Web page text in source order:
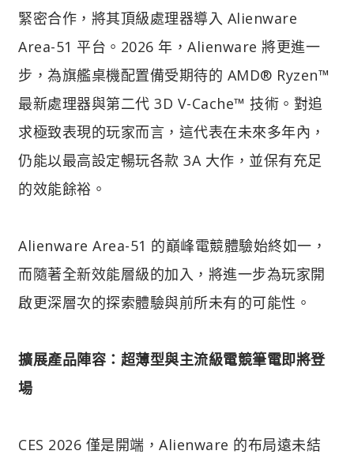
緊密合作，將其頂級處理器導入 Alienware
Area-51 平台。2026 年，Alienware 將更進一
步，為旗艦桌機配置備受期待的 AMD® Ryzen™
最新處理器與第二代 3D V-Cache™ 技術。對追
求極致表現的玩家而言，這代表在未來多年內，
仍能以最高設定暢玩各款 3A 大作，並保有充足
的效能餘裕。
Alienware Area-51 的巔峰電競體驗始終如一，
而隨著全新效能層級的加入，將進一步為玩家開
啟更深層次的探索體驗與前所未有的可能性。
擴展產品陣容：超薄型與主流級電競筆電即將登
場
CES 2026 僅是開端，Alienware 的布局遠未結